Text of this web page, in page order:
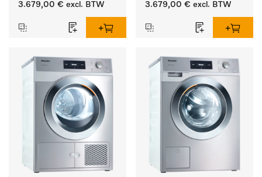
programma's.
Vermogen 7 kg  in 49 min
3.679,00 € excl. BTW
doelgroepspecifieke
3.679,00 € excl. BTW